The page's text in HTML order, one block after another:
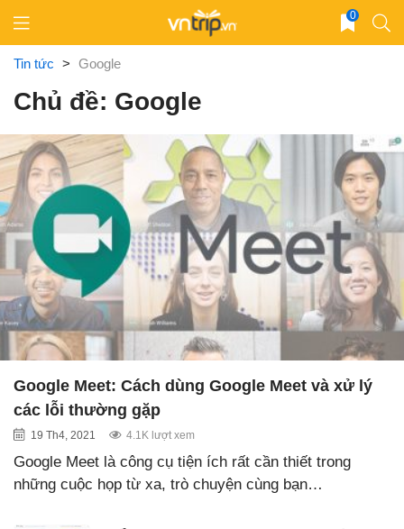
content
0
Tin tức > Google
Chủ đề: Google
Google Meet: Cách dùng Google Meet và xử lý
các lỗi thường gặp
19 Th4, 2021 4.1K lượt xem
Google Meet là công cụ tiện ích rất cần thiết trong
những cuộc họp từ xa, trò chuyện cùng bạn…